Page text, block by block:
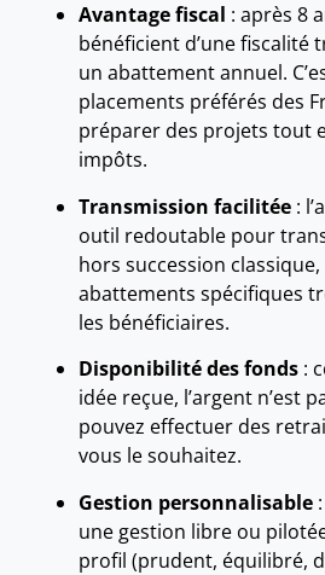
Avantage fiscal : après 8
bénéficient d’une fiscalité
un abattement annuel.
placements préférés des
préparer des projets tout
impôts.
Transmission facilitée :
outil redoutable pour
hors succession classique,
abattements spécifiques
les bénéficiaires.
Disponibilité des fonds :
idée reçue, l’argent n’est
pouvez effectuer des
vous le souhaitez.
Gestion personnalisable
une gestion libre ou
profil (prudent, équilibré,